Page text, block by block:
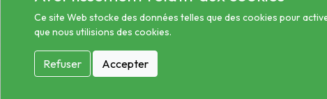
Les préparations magistrales et homéopathiques
Conditions générales des ventes
Informations sur le traitement des données de santé
Ce site Web stocke des données telles que des cookies pour
que nous utilisions des cookies.
Refuser Accepter